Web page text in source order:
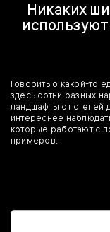
Никаких
Говорить о какой-то
здесь сотни разных
ландшафты от степей
интереснее
которые работают с
примеров.